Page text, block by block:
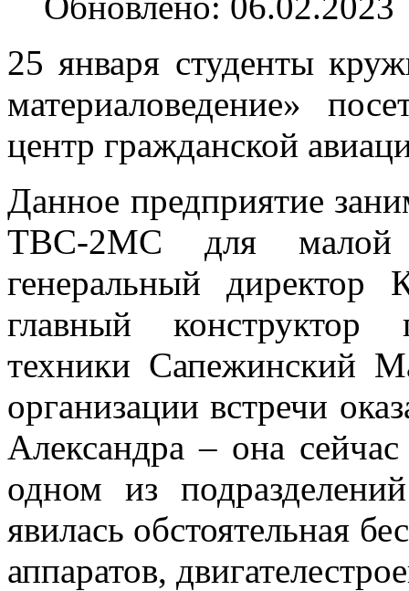
25 января студенты
материаловедение»
центр гражданской
Данное предприятие
ТВС-2МС для малой
генеральный
главный конструктор
техники Сапежинский
организации встречи
Александра – она
одном из
явилась обстоятельная
аппаратов,